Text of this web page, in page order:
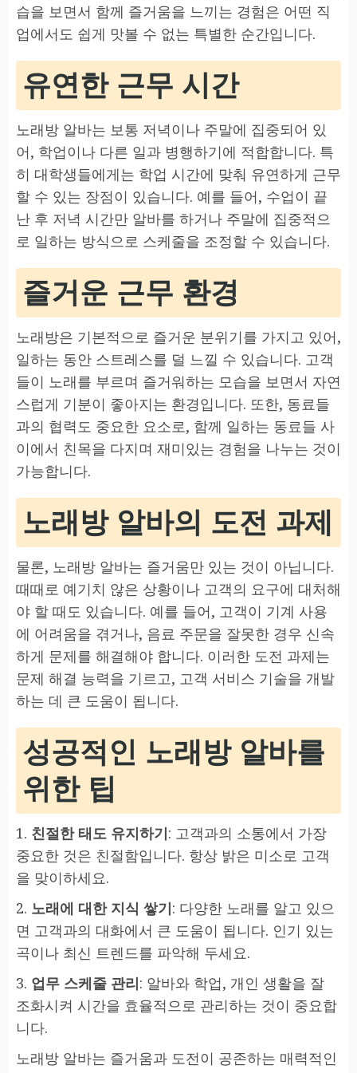
습을 보면서 함께 즐거움을 느끼는 경험은 어떤 직
업에서도 쉽게 맛볼 수 없는 특별한 순간입니다.
유연한 근무 시간
노래방 알바는 보통 저녁이나 주말에 집중되어 있
어, 학업이나 다른 일과 병행하기에 적합합니다. 특
히 대학생들에게는 학업 시간에 맞춰 유연하게 근무
할 수 있는 장점이 있습니다. 예를 들어, 수업이 끝
난 후 저녁 시간만 알바를 하거나 주말에 집중적으
로 일하는 방식으로 스케줄을 조정할 수 있습니다.
즐거운 근무 환경
노래방은 기본적으로 즐거운 분위기를 가지고 있어,
일하는 동안 스트레스를 덜 느낄 수 있습니다. 고객
들이 노래를 부르며 즐거워하는 모습을 보면서 자연
스럽게 기분이 좋아지는 환경입니다. 또한, 동료들
과의 협력도 중요한 요소로, 함께 일하는 동료들 사
이에서 친목을 다지며 재미있는 경험을 나누는 것이
가능합니다.
노래방 알바의 도전 과제
물론, 노래방 알바는 즐거움만 있는 것이 아닙니다.
때때로 예기치 않은 상황이나 고객의 요구에 대처해
야 할 때도 있습니다. 예를 들어, 고객이 기계 사용
에 어려움을 겪거나, 음료 주문을 잘못한 경우 신속
하게 문제를 해결해야 합니다. 이러한 도전 과제는
문제 해결 능력을 기르고, 고객 서비스 기술을 개발
하는 데 큰 도움이 됩니다.
성공적인 노래방 알바를
위한 팁
1. 친절한 태도 유지하기: 고객과의 소통에서 가장
중요한 것은 친절함입니다. 항상 밝은 미소로 고객
을 맞이하세요.
2. 노래에 대한 지식 쌓기: 다양한 노래를 알고 있으
면 고객과의 대화에서 큰 도움이 됩니다. 인기 있는
곡이나 최신 트렌드를 파악해 두세요.
3. 업무 스케줄 관리: 알바와 학업, 개인 생활을 잘
조화시켜 시간을 효율적으로 관리하는 것이 중요합
니다.
노래방 알바는 즐거움과 도전이 공존하는 매력적인